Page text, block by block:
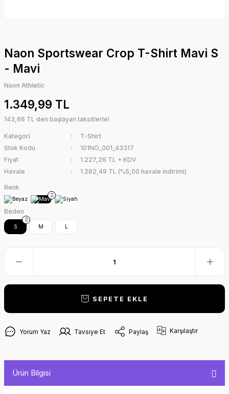
Naon Sportswear Crop T-Shirt Mavi S
- Mavi
Naon Athletic
1.349,99 TL
143,66 TL den başlayan taksitlerle!
Kategori
T-Shirt
Stok Kodu
101NO_001_43317
Fiyat
1.227,26 TL + KDV
Havale
1.282,49 TL (%5,00 havale indirimi)
Renk
Beden
S M
SEPETE EKLE
Yorum Yaz Tavsiye Et Paylaş Karşılaştır
Ürün Bilgisi